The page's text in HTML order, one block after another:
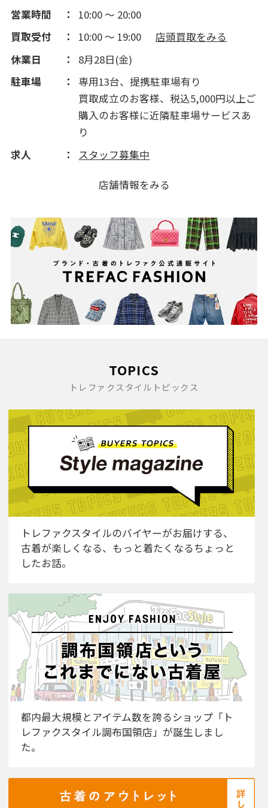
営業時間
10:00 ～ 20:00
買取受付
10:00 ～ 19:00
店頭買取をみる
休業日
8月28日(金)
駐車場
専用13台、提携駐車場有り
買取成立のお客様、税込5,000円以上ご
購入のお客様に近隣駐車場サービスあ
り
求人
スタッフ募集中
店舗情報をみる
TOPICS
トレファクスタイルトピックス
トレファクスタイルのバイヤーがお届けする、
古着が楽しくなる、もっと着たくなるちょっと
したお話。
都内最大規模とアイテム数を誇るショップ「ト
レファクスタイル調布国領店」が誕生しまし
た。